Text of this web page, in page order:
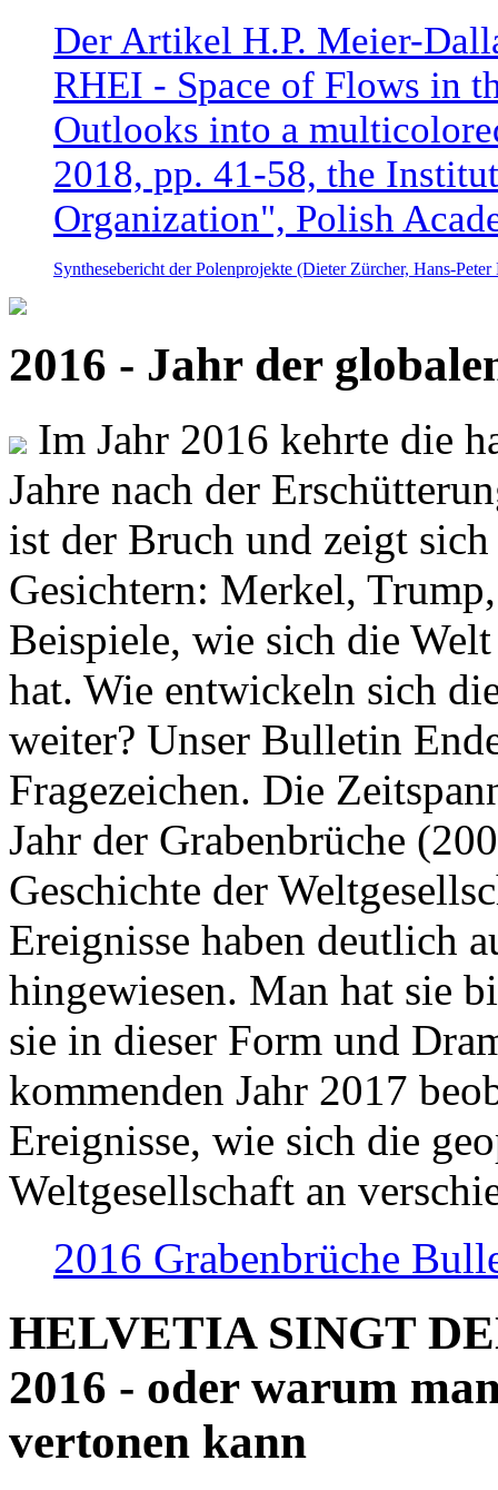
Der Artikel H.P. Meier-
RHEI - Space of Flows in
Outlooks into a
2018, pp. 41-58, the
Organization", Polish
Synthesebericht der Polenprojekte (Dieter Zürcher, Hans-
2016 - Jahr der
Im Jahr 2016 kehrte die
Jahre nach der
ist der Bruch und zeigt
Gesichtern: Merkel,
Beispiele, wie sich die
hat. Wie entwickeln sich
weiter? Unser Bulletin
Fragezeichen. Die
Jahr der Grabenbrüche
Geschichte der
Ereignisse haben deutlich
hingewiesen. Man hat sie
sie in dieser Form und
kommenden Jahr 2017
Ereignisse, wie sich die
Weltgesellschaft an
2016 Grabenbrüche
HELVETIA SINGT
2016 - oder warum
vertonen kann